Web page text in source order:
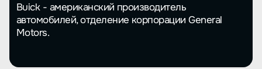
Buick - американский производитель
автомобилей, отделение корпорации General
Motors.